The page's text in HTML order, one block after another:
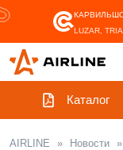
LUZAR,
Каталог
AIRLINE » Новости »